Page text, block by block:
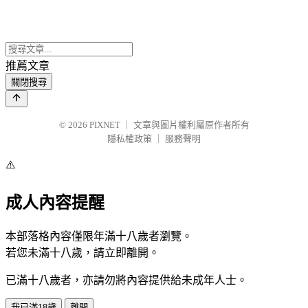
推薦文章
關閉搜尋
© 2026 PIXNET
文章與圖片權利屬原作者所有
隱私權政策
服務聲明
⚠️
成人內容提醒
本部落格內容僅限年滿十八歲者瀏覽。
若您未滿十八歲，請立即離開。
已滿十八歲者，亦請勿將內容提供給未成年人士。